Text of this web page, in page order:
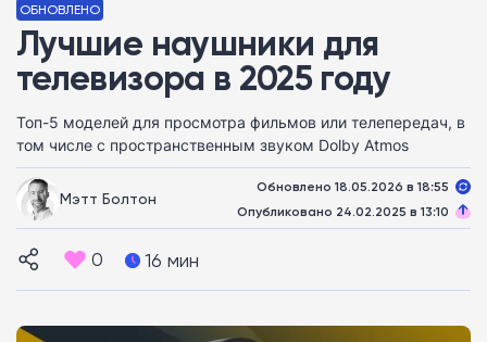
ОБНОВЛЕНО
Лучшие наушники для
телевизора в 2025 году
Топ-5 моделей для просмотра фильмов или телепередач, в
том числе с пространственным звуком Dolby Atmos
Мэтт Болтон
Обновлено 18.05.2026 в 18:55
Опубликовано 24.02.2025 в 13:10
0 16 мин